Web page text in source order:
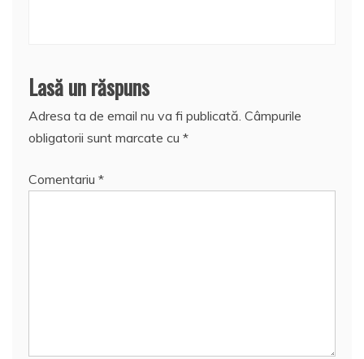
Lasă un răspuns
Adresa ta de email nu va fi publicată. Câmpurile
obligatorii sunt marcate cu *
Comentariu *